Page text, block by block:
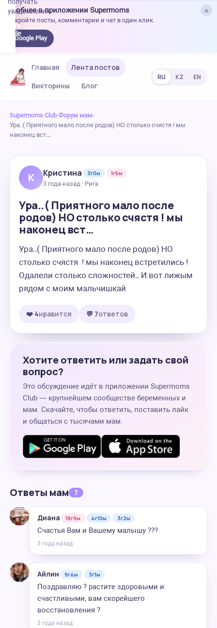
×
Удобнее в приложении Supermoms
Откройте посты, комментарии и чат в один клик.
Google Play
уведомления.
Главная
Лента постов
Викторины
Блог
RU KZ EN
Supermoms Club›Форум мам›
Ура..( Приятного мало после родов) НО столько счястя ! мы
наконец вст…
К Кристина 3г0м
1г6м
3 года назад · Рига
Ура..( Приятного мало после
родов) НО столько счястя ! мы
наконец вст…
Ура..( Приятного мало после родов) НО
столько счястя  ! мы наконец встретились !
Одалели столько сложностей.. И вот лижым
рядом с моим мальчишкай
❤️ 4нравится 💬 7ответов
Хотите ответить или задать свой
вопрос?
Это обсуждение идёт в приложении Supermoms
Club — крупнейшем сообществе беременных и
мам. Скачайте, чтобы ответить, поставить лайк
и общаться с тысячами мам.
Ответы мам 7
Диана 18г9м 4г10м 3г2м
Счастья Вам и Вашему малышу ???
3 года назад
Айлин 9г4м 3г1м
Поздравляю ? растите здоровыми и
счастливыми, вам скорейшего
восстановления ?
3 года назад